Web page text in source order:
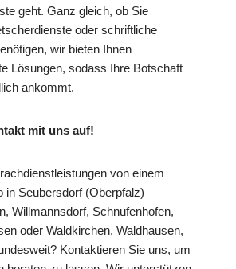
geht. Ganz gleich, ob Sie
oder schriftliche
wir bieten Ihnen
Lösungen, sodass Ihre Botschaft
ankommt.
mit uns auf!
von einem
in Seubersdorf (Oberpfalz) –
Willmannsdorf, Schnufenhofen,
oder Waldkirchen, Waldhausen,
Kontaktieren Sie uns, um